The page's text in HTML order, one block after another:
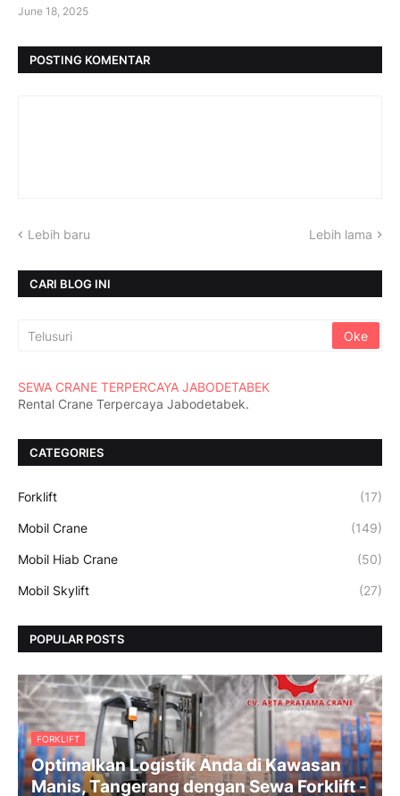
June 18, 2025
POSTING KOMENTAR
Lebih baru Lebih lama
CARI BLOG INI
SEWA CRANE TERPERCAYA JABODETABEK
Rental Crane Terpercaya Jabodetabek.
CATEGORIES
Forklift (17)
Mobil Crane (149)
Mobil Hiab Crane (50)
Mobil Skylift (27)
POPULAR POSTS
FORKLIFT
Optimalkan Logistik Anda di Kawasan
Manis, Tangerang dengan Sewa Forklift -